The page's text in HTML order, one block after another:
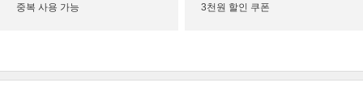
중복 사용 가능
3천원 할인 쿠폰